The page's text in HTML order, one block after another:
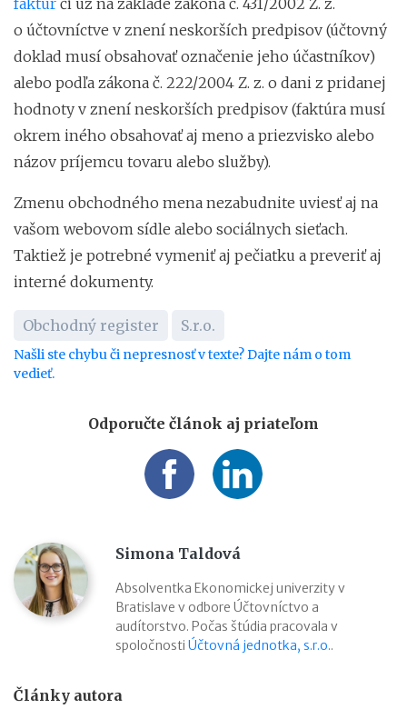
o účtovníctve v znení neskorších predpisov (účtovný
doklad musí obsahovať označenie jeho účastníkov)
alebo podľa zákona č. 222/2004 Z. z. o dani z pridanej
hodnoty v znení neskorších predpisov (faktúra musí
okrem iného obsahovať aj meno a priezvisko alebo
názov príjemcu tovaru alebo služby).
Zmenu obchodného mena nezabudnite uviesť aj na
vašom webovom sídle alebo sociálnych sieťach.
Taktiež je potrebné vymeniť aj pečiatku a preveriť aj
interné dokumenty.
Obchodný register S.r.o.
Našli ste chybu či nepresnosť v texte? Dajte nám o tom
vedieť.
Odporučte článok aj priateľom
Simona Taldová
Absolventka Ekonomickej univerzity v
Bratislave v odbore Účtovníctvo a
audítorstvo. Počas štúdia pracovala v
spoločnosti Účtovná jednotka, s.r.o..
Články autora